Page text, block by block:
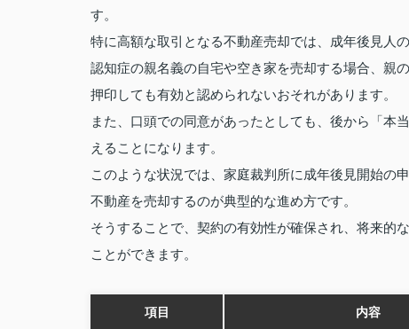
す。
特に高額な取引となる不動産売却では、成年後見人
認知症の親名義の自宅や空き家を売却する場合、親
押印しても有効と認められないおそれがあります。
また、口頭での同意があったとしても、後から「本
えることになります。
このような状況では、家庭裁判所に成年後見開始の
不動産を売却するのが典型的な進め方です。
そうすることで、契約の有効性が確保され、将来的
ことができます。
項目 内容